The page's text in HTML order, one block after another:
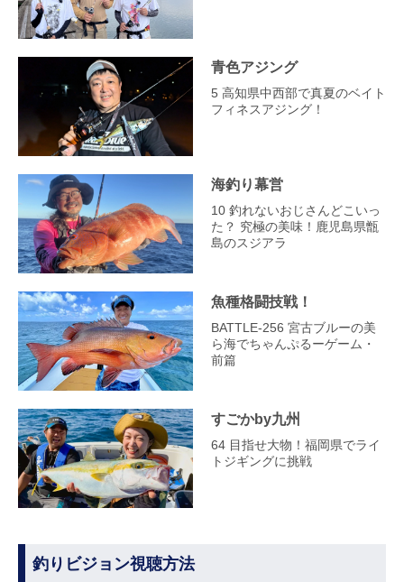
青色アジング
5 高知県中西部で真夏のベイト
フィネスアジング！
海釣り幕営
10 釣れないおじさんどこいっ
た？ 究極の美味！鹿児島県甑
島のスジアラ
魚種格闘技戦！
BATTLE-256 宮古ブルーの美
ら海でちゃんぷるーゲーム・
前篇
すごかby九州
64 目指せ大物！福岡県でライ
トジギングに挑戦
釣りビジョン視聴方法